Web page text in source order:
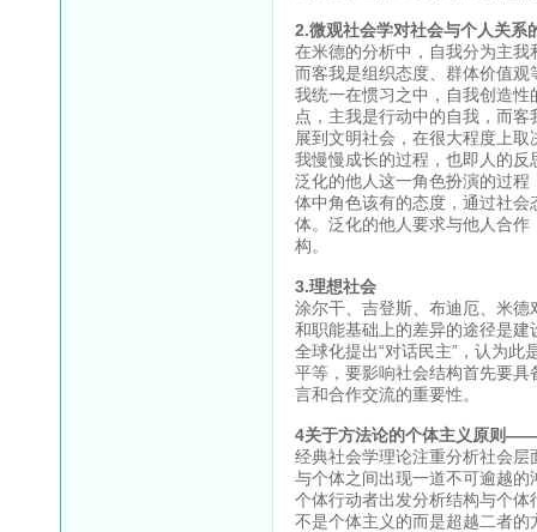
2.微观社会学对社会与个人关系
在米德的分析中，自我分为主
而客我是组织态度、群体价值
我统一在惯习之中，自我创造
点，主我是行动中的自我，而
展到文明社会，在很大程度上
我慢慢成长的过程，也即人的
泛化的他人这一角色扮演的过
体中角色该有的态度，通过社
体。泛化的他人要求与他人合
构。
3.理想社会
涂尔干、吉登斯、布迪厄、米
和职能基础上的差异的途径是
全球化提出“对话民主”，认为
平等，要影响社会结构首先要
言和合作交流的重要性。
4关于方法论的个体主义原则
经典社会学理论注重分析社会
与个体之间出现一道不可逾越
个体行动者出发分析结构与个
不是个体主义的而是超越二者